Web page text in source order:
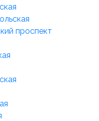
проспект